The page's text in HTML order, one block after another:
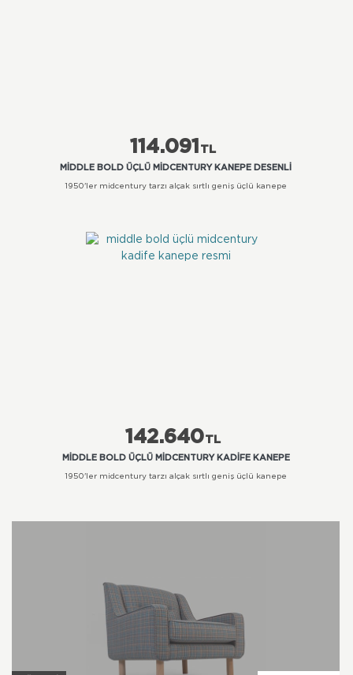
114.091TL
MIDDLE BOLD ÜÇLÜ MIDCENTURY KANEPE DESENLI
1950'ler midcentury tarzı alçak sırtlı geniş üçlü kanepe
142.640TL
MIDDLE BOLD ÜÇLÜ MIDCENTURY KADIFE KANEPE
1950'ler midcentury tarzı alçak sırtlı geniş üçlü kanepe